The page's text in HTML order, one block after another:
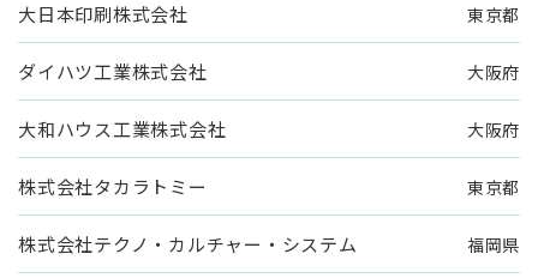
大日本印刷株式会社 東京都
ダイハツ工業株式会社 大阪府
大和ハウス工業株式会社 大阪府
株式会社タカラトミー 東京都
株式会社テクノ・カルチャー・システム 福岡県